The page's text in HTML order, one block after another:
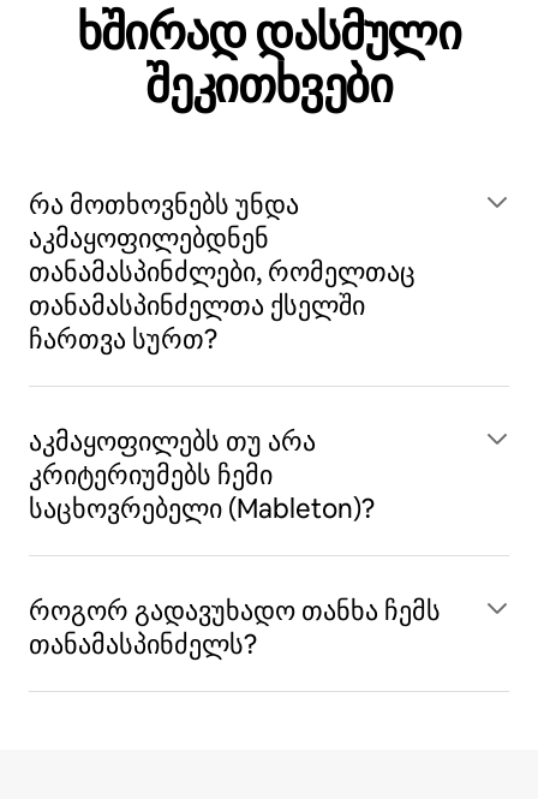
ხშირად დასმული
შეკითხვები
რა მოთხოვნებს უნდა
აკმაყოფილებდნენ
თანამასპინძლები, რომელთაც
თანამასპინძელთა ქსელში
ჩართვა სურთ?
აკმაყოფილებს თუ არა
კრიტერიუმებს ჩემი
საცხოვრებელი (Mableton)?
როგორ გადავუხადო თანხა ჩემს
თანამასპინძელს?